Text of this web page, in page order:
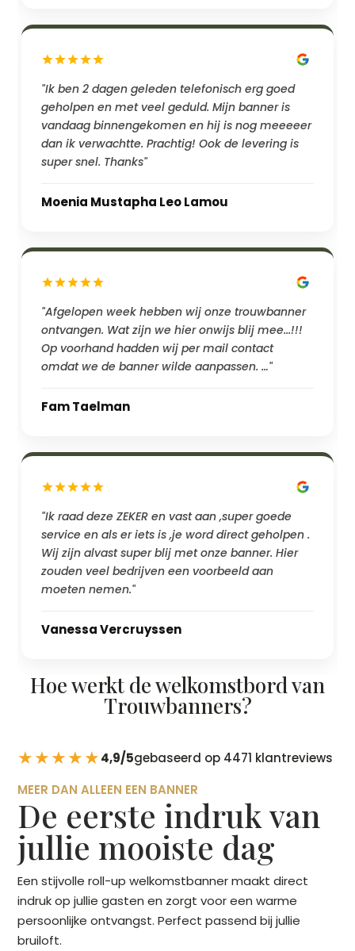
"Ik ben 2 dagen geleden telefonisch erg goed
geholpen en met veel geduld. Mijn banner is
vandaag binnengekomen en hij is nog meeeeer
dan ik verwachtte. Prachtig! Ook de levering is
super snel. Thanks"
Moenia Mustapha Leo Lamou
"Afgelopen week hebben wij onze trouwbanner
ontvangen. Wat zijn we hier onwijs blij mee...!!!
Op voorhand hadden wij per mail contact
omdat we de banner wilde aanpassen. …"
Fam Taelman
"Ik raad deze ZEKER en vast aan ,super goede
service en als er iets is ,je word direct geholpen .
Wij zijn alvast super blij met onze banner. Hier
zouden veel bedrijven een voorbeeld aan
moeten nemen."
Vanessa Vercruyssen
Hoe werkt de welkomstbord van
Trouwbanners?
★★★★★4,9/5gebaseerd op 4471 klantreviews
MEER DAN ALLEEN EEN BANNER
De eerste indruk van
jullie mooiste dag
Een stijvolle roll-up welkomstbanner maakt direct
indruk op jullie gasten en zorgt voor een warme
persoonlijke ontvangst. Perfect passend bij jullie
bruiloft.